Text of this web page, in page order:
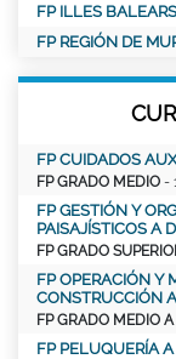
FP ILLES BALEARS
FP REGIÓN DE
FP CUIDADOS
FP GRADO MEDIO -
FP GESTIÓN Y
PAISAJÍSTICOS A
FP GRADO
FP OPERACIÓN Y
CONSTRUCCIÓN
FP GRADO MEDIO
FP PELUQUERÍA